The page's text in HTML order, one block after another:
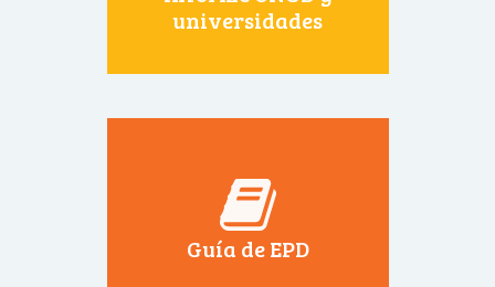
universidades
Guía de EPD